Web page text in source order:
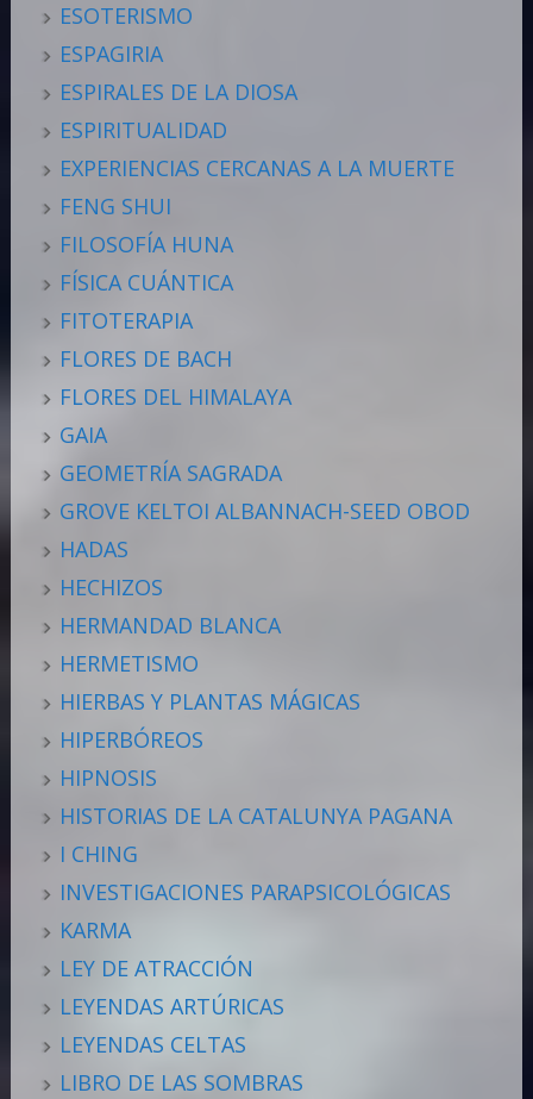
ESOTERISMO
ESPAGIRIA
ESPIRALES DE LA DIOSA
ESPIRITUALIDAD
EXPERIENCIAS CERCANAS A LA MUERTE
FENG SHUI
FILOSOFÍA HUNA
FÍSICA CUÁNTICA
FITOTERAPIA
FLORES DE BACH
FLORES DEL HIMALAYA
GAIA
GEOMETRÍA SAGRADA
GROVE KELTOI ALBANNACH-SEED OBOD
HADAS
HECHIZOS
HERMANDAD BLANCA
HERMETISMO
HIERBAS Y PLANTAS MÁGICAS
HIPERBÓREOS
HIPNOSIS
HISTORIAS DE LA CATALUNYA PAGANA
I CHING
INVESTIGACIONES PARAPSICOLÓGICAS
KARMA
LEY DE ATRACCIÓN
LEYENDAS ARTÚRICAS
LEYENDAS CELTAS
LIBRO DE LAS SOMBRAS